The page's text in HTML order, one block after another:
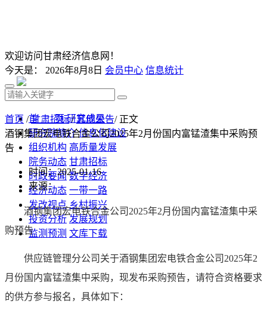
欢迎访问甘肃经济信息网！
今天是： 2026年8月8日 会员中心 信息统计
首 页 研究成果
研究院简介 信息化建设
组织机构 高质量发展
院务动态 甘肃招标
时政要闻 数字经济
经济动态 一带一路
发改视点 乡村振兴
投资分析 发展规划
监测预测 文库下载
首页 /甘肃招标/其他公告/ 正文
酒钢集团宏电铁合金公司2025年2月份国内富锰渣集中采购预
告
时间：2025-01-16
来源：
酒钢集团宏电铁合金公司2025年2月份国内富锰渣集中采
购预告
供应链管理分公司关于酒钢集团宏电铁合金公司2025年2
月份国内富锰渣集中采购，现发布采购预告，请符合资格要求
的供方参与报名，具体如下：